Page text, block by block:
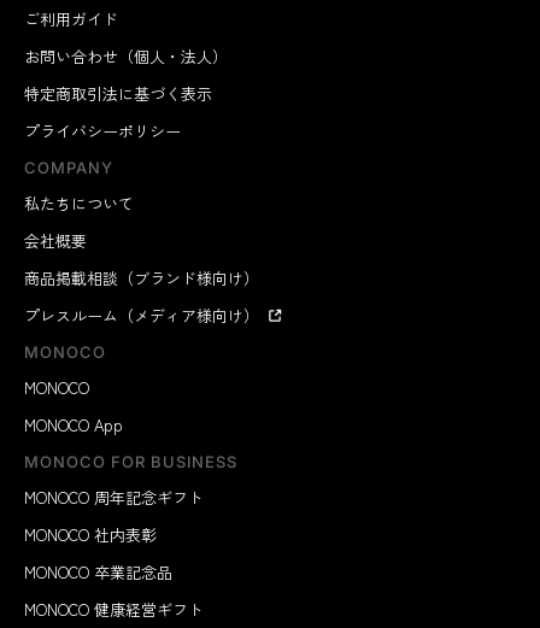
ご利用ガイド
お問い合わせ（個人・法人）
特定商取引法に基づく表示
プライバシーポリシー
COMPANY
私たちについて
会社概要
商品掲載相談（ブランド様向け）
プレスルーム（メディア様向け）
MONOCO
MONOCO
MONOCO App
MONOCO FOR BUSINESS
MONOCO 周年記念ギフト
MONOCO 社内表彰
MONOCO 卒業記念品
MONOCO 健康経営ギフト